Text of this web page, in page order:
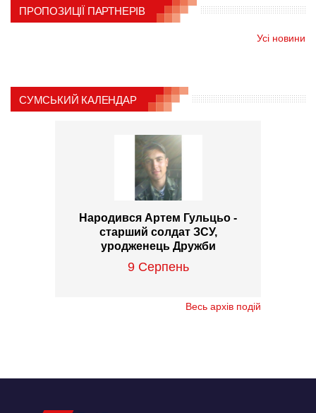
ПРОПОЗИЦІЇ ПАРТНЕРІВ
Усі новини
СУМСЬКИЙ КАЛЕНДАР
Народився Артем Гульцьо -
старший солдат ЗСУ,
уродженець Дружби
9 Серпень
Весь архів подій